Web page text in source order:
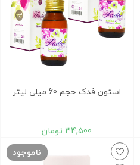
استون فدک حجم 60 ميلی لیتر
34,500 تومان
ناموجود